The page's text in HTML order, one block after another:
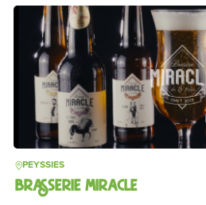
PEYSSIES
BRASSERIE MIRACLE